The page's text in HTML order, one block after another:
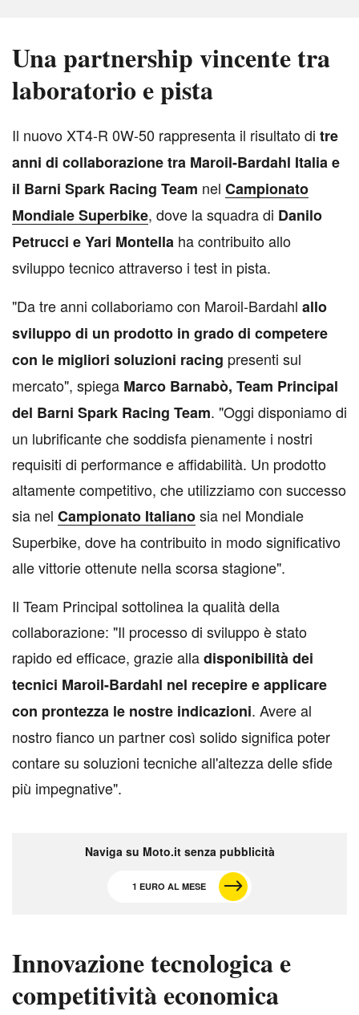
Una partnership vincente tra
laboratorio e pista
Il nuovo XT4-R 0W-50 rappresenta il risultato di tre
anni di collaborazione tra Maroil-Bardahl Italia e
il Barni Spark Racing Team nel Campionato
Mondiale Superbike, dove la squadra di Danilo
Petrucci e Yari Montella ha contribuito allo
sviluppo tecnico attraverso i test in pista.
"Da tre anni collaboriamo con Maroil-Bardahl allo
sviluppo di un prodotto in grado di competere
con le migliori soluzioni racing presenti sul
mercato", spiega Marco Barnabò, Team Principal
del Barni Spark Racing Team. "Oggi disponiamo di
un lubrificante che soddisfa pienamente i nostri
requisiti di performance e affidabilità. Un prodotto
altamente competitivo, che utilizziamo con successo
sia nel Campionato Italianosia nel Mondiale
Superbike, dove ha contribuito in modo significativo
alle vittorie ottenute nella scorsa stagione".
Il Team Principal sottolinea la qualità della
collaborazione: "Il processo di sviluppo è stato
rapido ed efficace, grazie alladisponibilità dei
tecnici Maroil-Bardahl nel recepire e applicare
con prontezza le nostre indicazioni. Avere al
nostro fianco un partner così solido significa poter
contare su soluzioni tecniche all'altezza delle sfide
più impegnative".
Naviga su Moto.it senza pubblicità
1 EURO AL MESE
Innovazione tecnologica e
competitività economica